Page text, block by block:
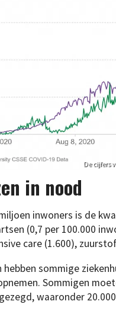
De cijfers
in nood
inwoners is de
(0,7 per 100.000
care (1.600),
hebben sommige
Sommigen
waaronder